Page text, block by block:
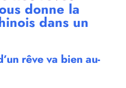
donne la
dans un
rêve va bien au-